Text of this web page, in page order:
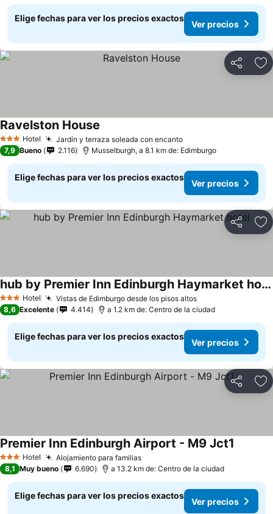
Elige fechas para ver los precios exactos
Ver precios
Compartir
3 Estrellas
Hotel Jardín y terraza soleada con encanto
Ravelston House
7,9 Bueno 2.116 Musselburgh, a 8.1 km de: Edimburgo
Elige fechas para ver los precios exactos
Ver precios
Compartir
3 Estrellas
Hotel Vistas de Edimburgo desde los pisos altos
hub by Premier Inn Edinburgh Haymarket hotel
8,6 Excelente 4.414 a 1.2 km de: Centro de la ciudad
Elige fechas para ver los precios exactos
Ver precios
Compartir
3 Estrellas
Hotel Alojamiento para familias
Premier Inn Edinburgh Airport - M9 Jct1
8,1 Muy bueno 6.690 a 13.2 km de: Centro de la ciudad
Elige fechas para ver los precios exactos
Ver precios